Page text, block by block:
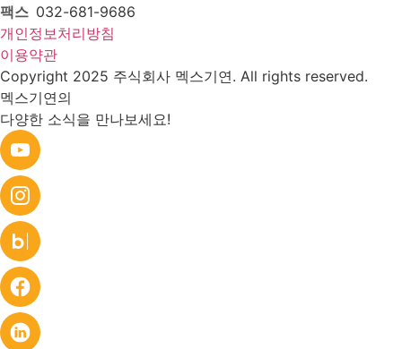
팩스 032-681-9686
개인정보처리방침
이용약관
Copyright 2025 주식회사 멕스기연. All rights reserved.
멕스기연의
다양한 소식을 만나보세요!